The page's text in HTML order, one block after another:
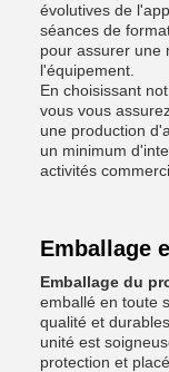
évolutives de
séances de
pour assurer une
l'équipement.
En choisissant
vous vous
une production
un minimum
activités
Emballage
Emballage du
emballé en toute
qualité et
unité est
protection et